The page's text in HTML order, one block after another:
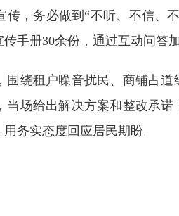
，务必做到“不听、不信、
手册30余份，通过互动问答
租户噪音扰民、商铺占道
场给出解决方案和整改承
务实态度回应居民期盼。